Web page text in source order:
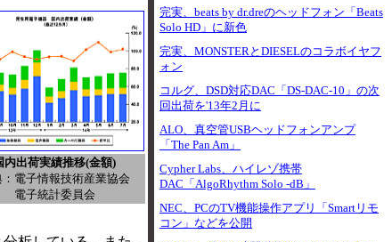
内出荷実績推移(金額)
：電子情報技術産業協会
電子統計委員会
完実、beats by dr.dreのヘッドフォン「Beats
Solo HD」に新色
完実、MONSTERとDIESELのコラボイヤフ
ォン
コルグ、DSD対応DAC「DS-DAC-10」の次
回出荷を'13年2月に
ALO、真空管USBヘッドフォンアンプ
「The Pan Am」
Cypher Labs、ハイレゾ携帯
DAC「AlgoRhythm Solo -dB」
NEC、PCのTV機能操作アプリ「Smartリモ
コン」などを公開